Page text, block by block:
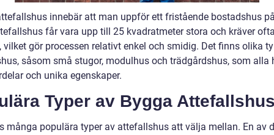
innebär att man uppför ett fristående bostadshus
får vara upp till 25 kvadratmeter stora och kräver
vilket gör processen relativt enkel och smidig. Det finns olika
såsom små stugor, modulhus och trädgårdshus, som alla
och unika egenskaper.
Typer av Bygga
många populära typer av attefallshus att välja mellan. En av